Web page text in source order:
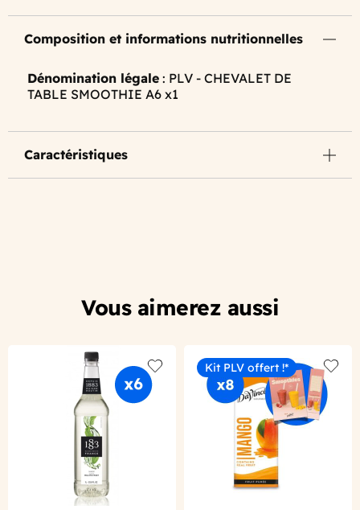
Composition et informations nutritionnelles
Dénomination légale : PLV - CHEVALET DE
TABLE SMOOTHIE A6 x1
Caractéristiques
Vous aimerez aussi
Add to wishlist
Kit PLV offert !*
Add